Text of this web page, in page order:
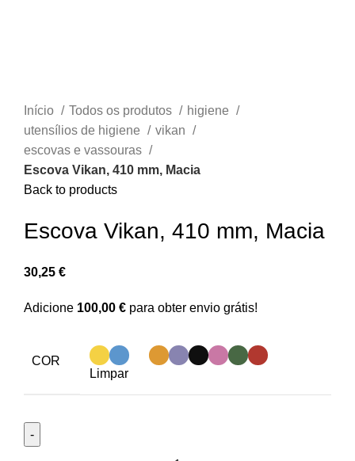
Início Todos os produtos
higiene
utensílios de higiene
vikan
escovas e vassouras
Escova Vikan, 410 mm, Macia
Back to products
Escova Vikan, 410 mm, Macia
30,25 €
Adicione 100,00 € para obter envio grátis!
COR
Limpar